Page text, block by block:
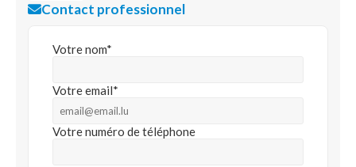
Contact professionnel
Votre nom*
Votre email*
Votre numéro de téléphone